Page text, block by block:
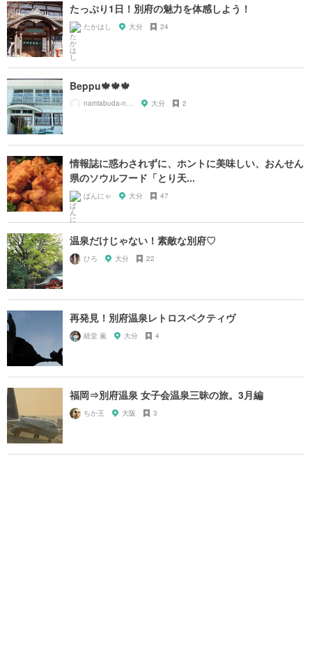
たっぷり1日！別府の魅力を体感しよう！
たかはし 大分 24
Beppu🍁🍁🍁
大分 2
情報誌に惑わされずに、ホントに美味しい、おんせん
県のソウルフード「とり天...
ぱんにゃ 大分 47
温泉だけじゃない！素敵な別府♡
ひろ 大分 22
再発見！別府温泉レトロスペクティヴ
経堂 薫 大分 4
福岡⇒別府温泉 女子会温泉三昧の旅。3月編
ちか王 大阪 3